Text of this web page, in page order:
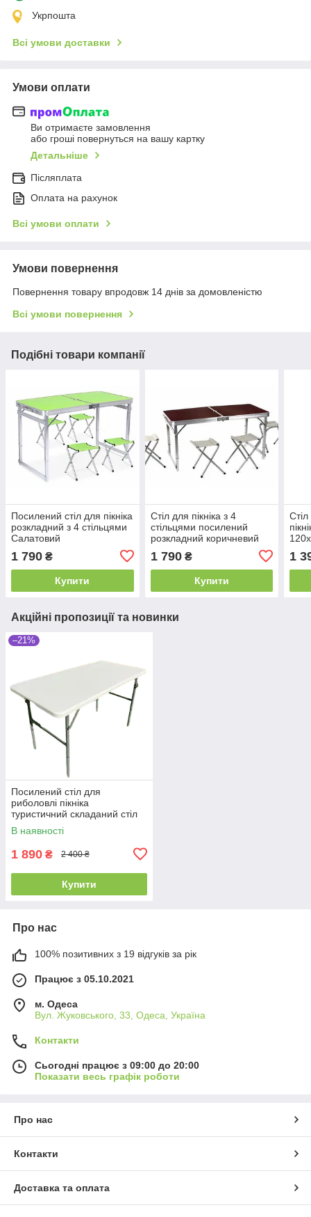
Укрпошта
Всі умови доставки
Умови оплати
Ви отримаєте замовлення
або гроші повернуться на вашу картку
Детальніше
Післяплата
Оплата на рахунок
Всі умови оплати
Умови повернення
Повернення товару впродовж 14 днів за домовленістю
Всі умови повернення
Подібні товари компанії
Посилений стіл для пікніка
розкладний з 4 стільцями
Салатовий
1 790 ₴
Купити
Стіл для пікніка з 4
стільцями посилений
розкладний коричневий
1 790₴
Купити
1
Акційні пропозиції та новинки
–21%
Посилений стіл для
риболовлі пікніка
туристичний складаний стіл
для кемпінгу СТ-9306
В наявності
1 890 ₴ 2 400 ₴
Купити
Про нас
100% позитивних з 19 відгуків за рік
Працює з 05.10.2021
м. Одеса
Вул. Жуковського, 33, Одеса, Україна
Контакти
Сьогодні працює з 09:00 до 20:00
Показати весь графік роботи
Про нас
Контакти
Доставка та оплата